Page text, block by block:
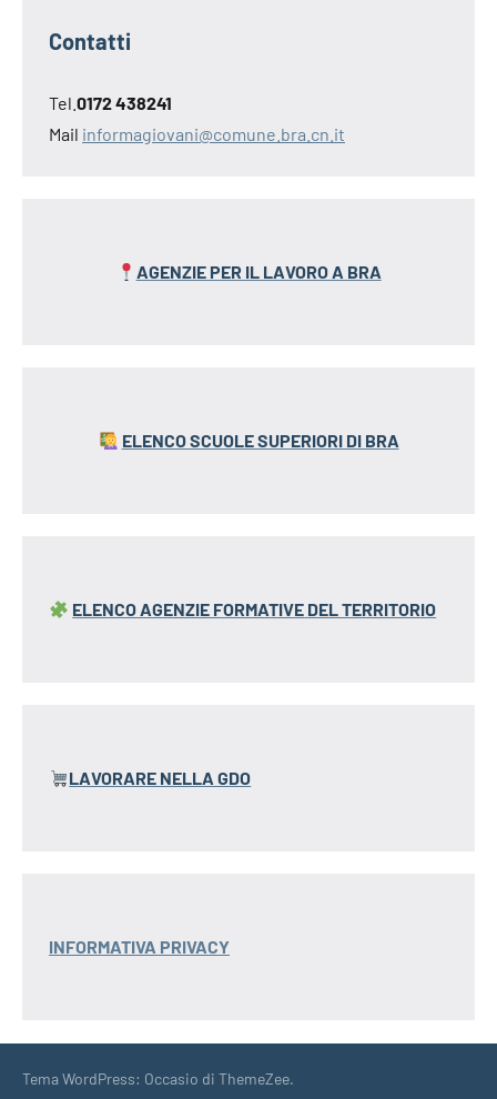
Contatti
Tel. 0172 438241
Mail informagiovani@comune.bra.cn.it
AGENZIE PER IL LAVORO A BRA
ELENCO SCUOLE SUPERIORI DI BRA
ELENCO AGENZIE FORMATIVE DEL TERRITORIO
LAVORARE NELLA GDO
INFORMATIVA PRIVACY
Tema WordPress: Occasio di ThemeZee.